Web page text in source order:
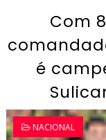
Com
é
NACIONAL